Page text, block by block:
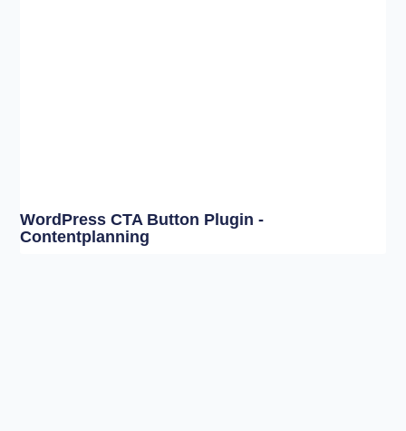
WordPress CTA Button Plugin -
Contentplanning